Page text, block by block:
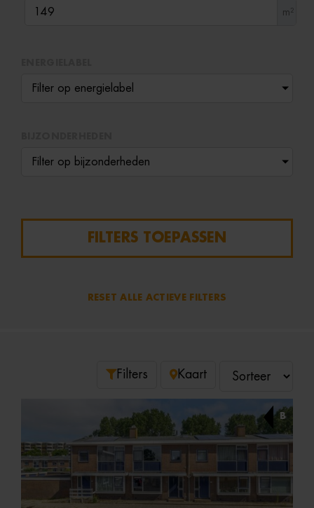
m²
Filter op energielabel
Filter op bijzonderheden
FILTERS TOEPASSEN
RESET ALLE ACTIEVE FILTERS
Filters Kaart
B